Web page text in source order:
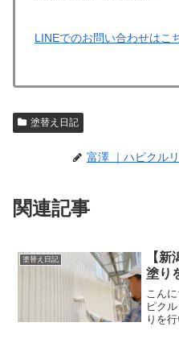
LINEでのお問い合わせはこ
塗替え日記
富澤 ｜ハピクル
関連記事
塗替え日記
【
塗り
こん
ピク
りを